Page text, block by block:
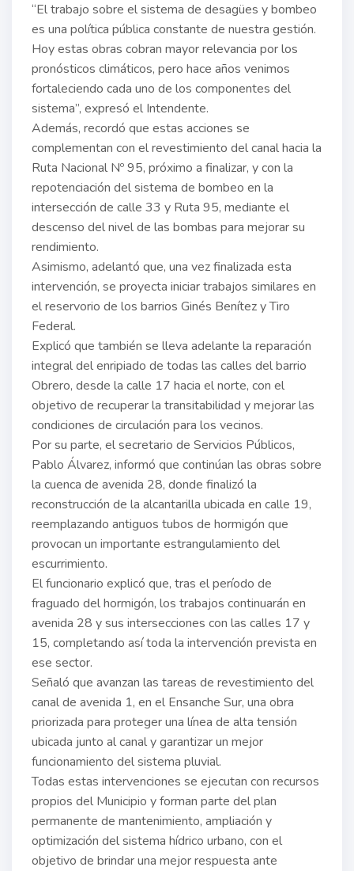
“El trabajo sobre el sistema de desagües y bombeo
es una política pública constante de nuestra gestión.
Hoy estas obras cobran mayor relevancia por los
pronósticos climáticos, pero hace años venimos
fortaleciendo cada uno de los componentes del
sistema”, expresó el Intendente.
Además, recordó que estas acciones se
complementan con el revestimiento del canal hacia la
Ruta Nacional Nº 95, próximo a finalizar, y con la
repotenciación del sistema de bombeo en la
intersección de calle 33 y Ruta 95, mediante el
descenso del nivel de las bombas para mejorar su
rendimiento.
Asimismo, adelantó que, una vez finalizada esta
intervención, se proyecta iniciar trabajos similares en
el reservorio de los barrios Ginés Benítez y Tiro
Federal.
Explicó que también se lleva adelante la reparación
integral del enripiado de todas las calles del barrio
Obrero, desde la calle 17 hacia el norte, con el
objetivo de recuperar la transitabilidad y mejorar las
condiciones de circulación para los vecinos.
Por su parte, el secretario de Servicios Públicos,
Pablo Álvarez, informó que continúan las obras sobre
la cuenca de avenida 28, donde finalizó la
reconstrucción de la alcantarilla ubicada en calle 19,
reemplazando antiguos tubos de hormigón que
provocan un importante estrangulamiento del
escurrimiento.
El funcionario explicó que, tras el período de
fraguado del hormigón, los trabajos continuarán en
avenida 28 y sus intersecciones con las calles 17 y
15, completando así toda la intervención prevista en
ese sector.
Señaló que avanzan las tareas de revestimiento del
canal de avenida 1, en el Ensanche Sur, una obra
priorizada para proteger una línea de alta tensión
ubicada junto al canal y garantizar un mejor
funcionamiento del sistema pluvial.
Todas estas intervenciones se ejecutan con recursos
propios del Municipio y forman parte del plan
permanente de mantenimiento, ampliación y
optimización del sistema hídrico urbano, con el
objetivo de brindar una mejor respuesta ante